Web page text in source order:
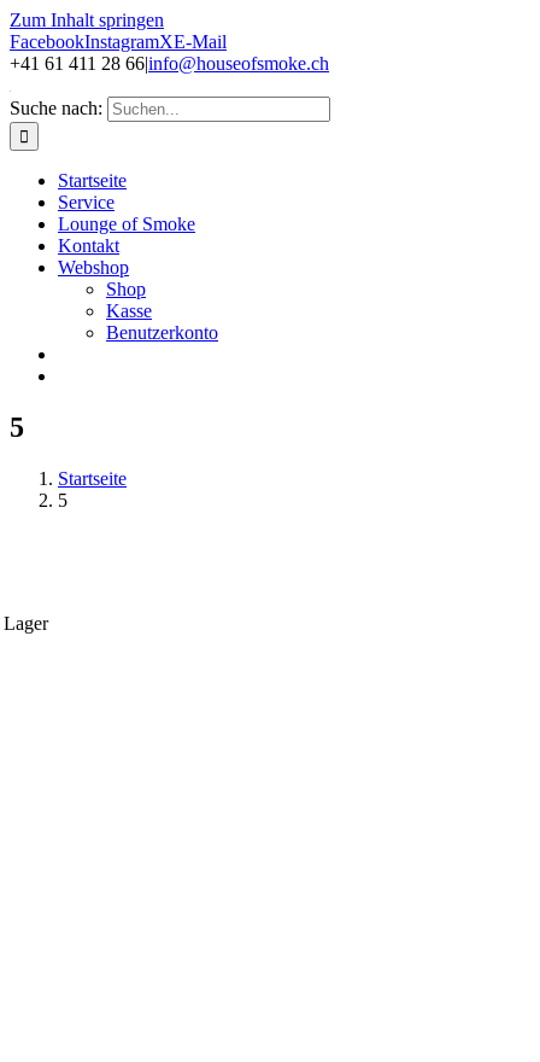
Zum Inhalt springen
FacebookInstagramXE-Mail
+41 61 411 28 66|info@houseofsmoke.ch
Suche nach:
Startseite
Service
Lounge of Smoke
Kontakt
Webshop
Shop
Kasse
Benutzerkonto
5
Startseite
5